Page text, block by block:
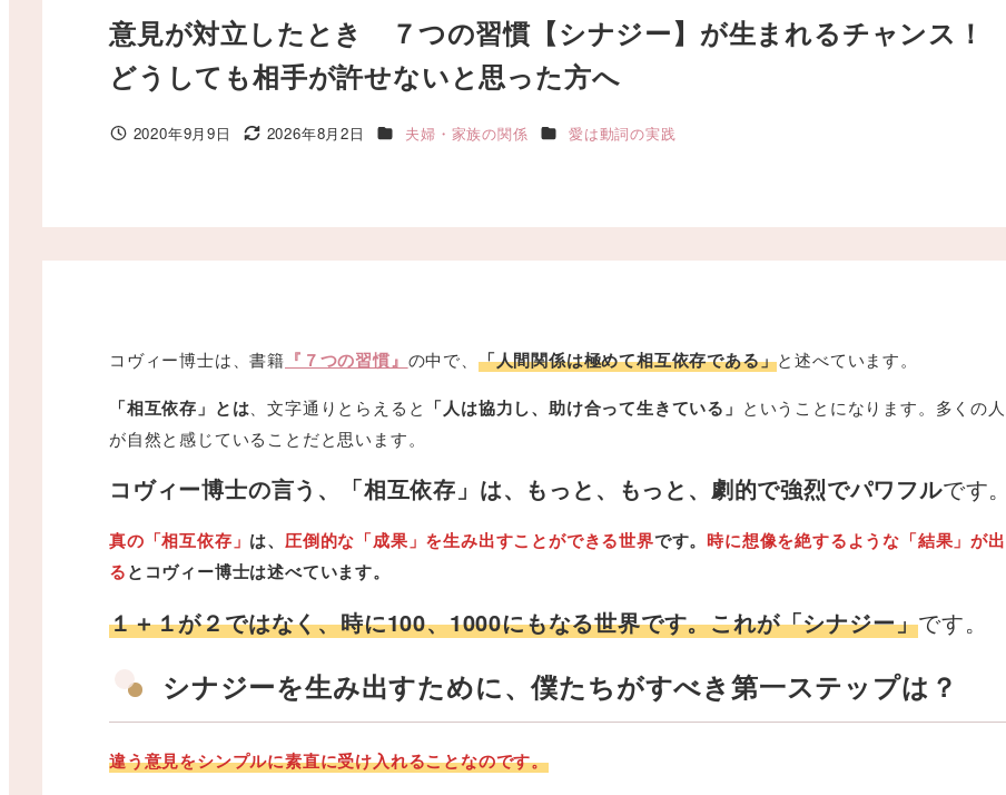
意見が対立したとき ７つの習慣【シナジー】が生まれるチャンス！
どうしても相手が許せないと思った方へ
投稿日
2020年9月9日
更新日
2026年8月2日 カテゴリー
夫婦・家族の関係 カテゴリー
愛は動詞の実践
コヴィー博士は、書籍 『７つの習慣』 の中で、 「人間関係は極めて相互依存である」と述べています。
「相互依存」とは、文字通りとらえると 「人は協力し、助け合って生きている」 ということになります。多くの人
が自然と感じていることだと思います。
コヴィー博士の言う、「相互依存」は、もっと、もっと、劇的で強烈でパワフルです。
真の「相互依存」 は、圧倒的な「成果」を生み出すことができる世界です。時に想像を絶するような「結果」が出
るとコヴィー博士は述べています。
１＋１が２ではなく、時に100、1000にもなる世界です。これが「シナジー」です。
シナジーを生み出すために、僕たちがすべき第一ステップは？
違う意見をシンプルに素直に受け入れることなのです。